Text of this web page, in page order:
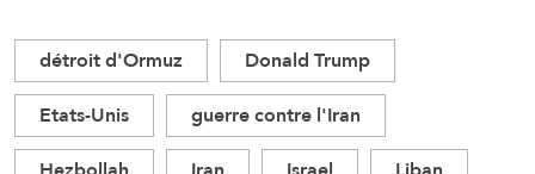
détroit d'Ormuz
Donald Trump
Etats-Unis
guerre contre l'Iran